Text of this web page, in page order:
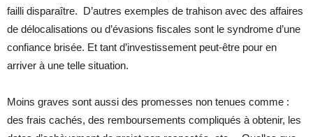
failli disparaître. D’autres exemples de trahison avec des affaires
de délocalisations ou d’évasions fiscales sont le syndrome d’une
confiance brisée. Et tant d’investissement peut-être pour en
arriver à une telle situation.
Moins graves sont aussi des promesses non tenues comme :
des frais cachés, des remboursements compliqués à obtenir, les